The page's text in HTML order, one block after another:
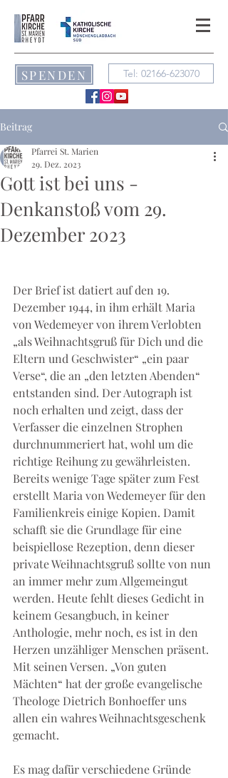
SPENDEN Tel: 02166-623070
Beitrag
Gott ist bei uns -
Denkanstoß vom 29.
Dezember 2023
Pfarrei St. Marien
29. Dez. 2023
Der Brief ist datiert auf den 19.
Dezember 1944, in ihm erhält Maria
von Wedemeyer von ihrem Verlobten
„als Weihnachtsgruß für Dich und die
Eltern und Geschwister“ „ein paar
Verse“, die an „den letzten Abenden“
entstanden sind. Der Autograph ist
noch erhalten und zeigt, dass der
Verfasser die einzelnen Strophen
durchnummeriert hat, wohl um die
richtige Reihung zu gewährleisten.
Bereits wenige Tage später zum Fest
erstellt Maria von Wedemeyer für den
Familienkreis einige Kopien. Damit
schafft sie die Grundlage für eine
beispiellose Rezeption, denn dieser
private Weihnachtsgruß sollte von nun
an immer mehr zum Allgemeingut
werden. Heute fehlt dieses Gedicht in
keinem Gesangbuch, in keiner
Anthologie, mehr noch, es ist in den
Herzen unzähliger Menschen präsent.
Mit seinen Versen. „Von guten
Mächten“ hat der große evangelische
Theologe Dietrich Bonhoeffer uns
allen ein wahres Weihnachtsgeschenk
gemacht.
Es mag dafür verschiedene Gründe